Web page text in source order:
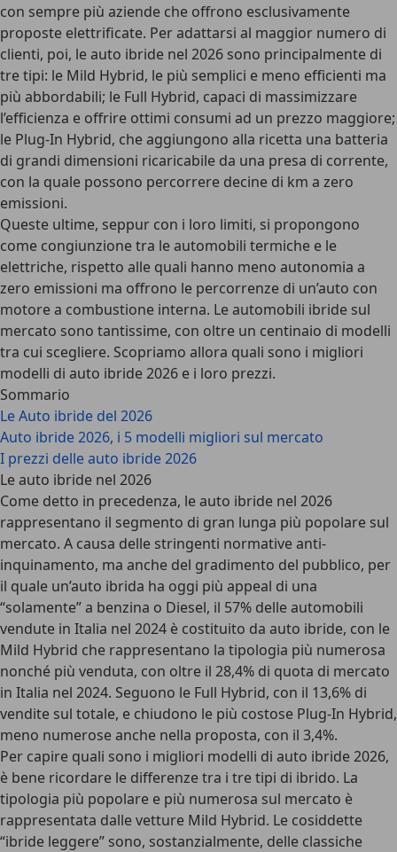
con sempre più aziende che offrono esclusivamente
proposte elettrificate. Per adattarsi al maggior numero di
clienti, poi, le auto ibride nel 2026 sono principalmente di
tre tipi: le Mild Hybrid, le più semplici e meno efficienti ma
più abbordabili; le Full Hybrid, capaci di massimizzare
l’efficienza e offrire ottimi consumi ad un prezzo maggiore;
le Plug-In Hybrid, che aggiungono alla ricetta una batteria
di grandi dimensioni ricaricabile da una presa di corrente,
con la quale possono percorrere decine di km a zero
emissioni.
Queste ultime, seppur con i loro limiti, si propongono
come congiunzione tra le automobili termiche e le
elettriche, rispetto alle quali hanno meno autonomia a
zero emissioni ma offrono le percorrenze di un’auto con
motore a combustione interna. Le automobili ibride sul
mercato sono tantissime, con oltre un centinaio di modelli
tra cui scegliere. Scopriamo allora quali sono i migliori
modelli di auto ibride 2026 e i loro prezzi.
Sommario
Le Auto ibride del 2026
Auto ibride 2026, i 5 modelli migliori sul mercato
I prezzi delle auto ibride 2026
Le auto ibride nel 2026
Come detto in precedenza, le auto ibride nel 2026
rappresentano il segmento di gran lunga più popolare sul
mercato. A causa delle stringenti normative anti-
inquinamento, ma anche del gradimento del pubblico, per
il quale un’auto ibrida ha oggi più appeal di una
“solamente” a benzina o Diesel, il 57% delle automobili
vendute in Italia nel 2024 è costituito da auto ibride, con le
Mild Hybrid che rappresentano la tipologia più numerosa
nonché più venduta, con oltre il 28,4% di quota di mercato
in Italia nel 2024. Seguono le Full Hybrid, con il 13,6% di
vendite sul totale, e chiudono le più costose Plug-In Hybrid,
meno numerose anche nella proposta, con il 3,4%.
Per capire quali sono i migliori modelli di auto ibride 2026,
è bene ricordare le differenze tra i tre tipi di ibrido. La
tipologia più popolare e più numerosa sul mercato è
rappresentata dalle vetture Mild Hybrid. Le cosiddette
“ibride leggere” sono, sostanzialmente, delle classiche